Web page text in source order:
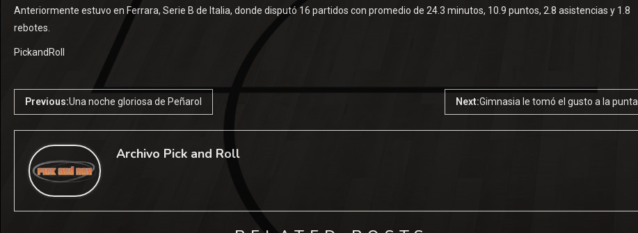
Anteriormente estuvo en Ferrara, Serie B de Italia, donde disputó 16 partidos con promedio de 24.3 minutos, 10.9 puntos, 2.8 asistencias y 1.8
rebotes.
PickandRoll
Previous:Una noche gloriosa de Peñarol Next:Gimnasia le tomó el gusto a la punta
Archivo Pick and Roll